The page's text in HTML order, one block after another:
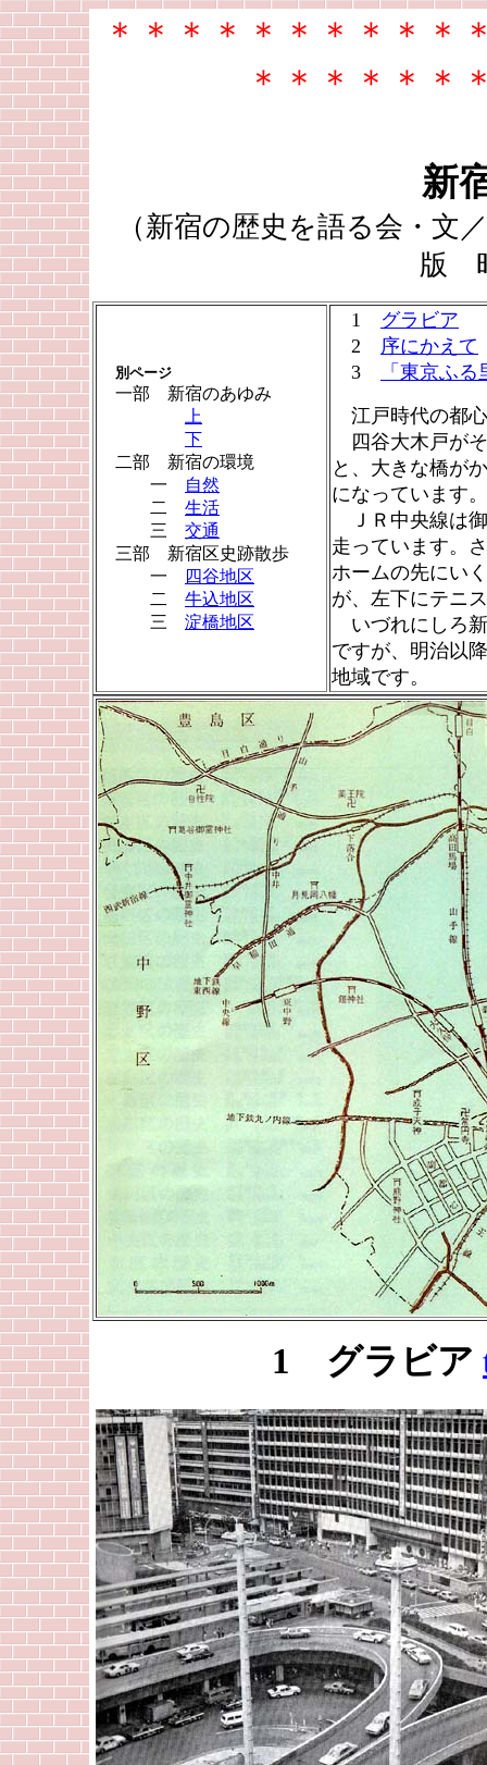
＊＊＊＊＊＊＊＊＊＊
＊＊＊＊＊＊
新
（新宿の歴史を語る会・
版
別ページ
一部 新宿のあゆみ
上
下
二部 新宿の環境
一
自然
二 生活
三 交通
三部 新宿区史跡散歩
一
四谷地区
二 牛込地区
三 淀橋地区
1 グラビア
2 序にかえて
3
「東京ふ
江戸時代の都
四谷大木戸が
と、大きな橋が
になっています。
ＪＲ中央線は
走っています。
ホームの先にい
が、左下にテニ
いづれにしろ
ですが、明治以
地域です。
1 グラビア